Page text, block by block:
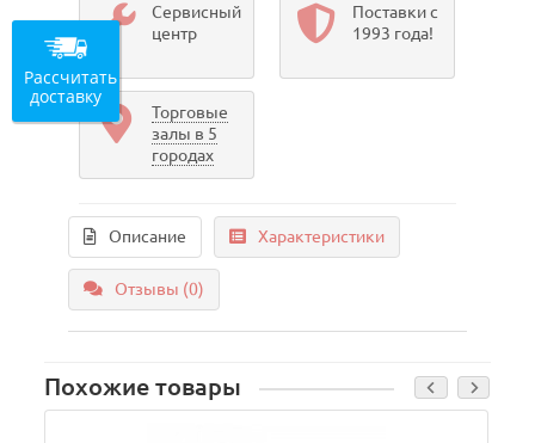
Сервисный
центр
Поставки с
1993 года!
Торговые
залы в 5
городах
Описание Характеристики
Отзывы (0)
Похожие товары
Рассчитать
доставку